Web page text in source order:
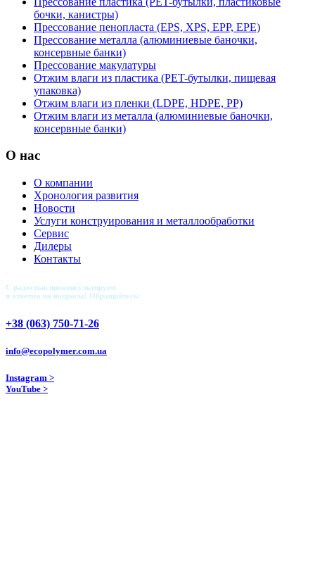
бочки, канистры)
Прессование пенопласта (EPS, XPS, EPP, EPE)
Прессование металла (алюминиевые баночки,
консервные банки)
Прессование макулатуры
Отжим влаги из пластика (PET-бутылки, пищевая
упаковка)
Отжим влаги из пленки (LDPE, HDPE, PP)
Отжим влаги из металла (алюминиевые баночки,
консервные банки)
О нас
О компании
Хронология развития
Новости
Услуги конструирования и металлообработки
Сервис
Дилеры
Контакты
С радостью проконсультируем
и ответим на вопросы! Обращайтесь:
+38 (063) 750-71-26
info@ecopolymer.com.ua
Instagram >
YouTube >